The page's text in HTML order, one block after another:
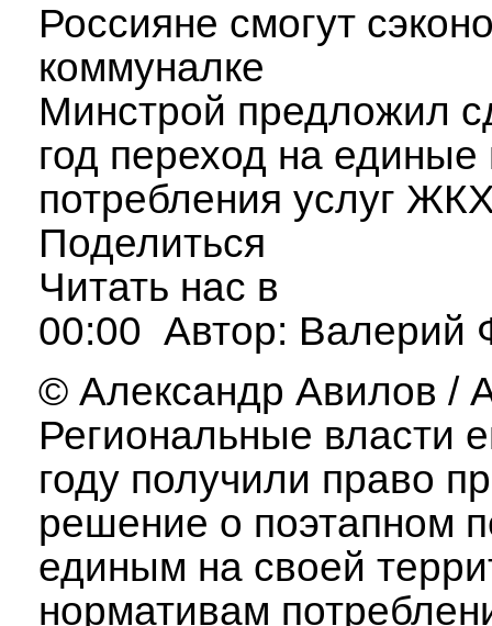
Россияне смогут
коммуналке
Минстрой предложил
год переход на
потребления услуг
Поделиться
Читать нас в
00:00 Автор: Валерий
© Александр Авилов /
Региональные власти
году получили право
решение о поэтапном
единым на своей
нормативам